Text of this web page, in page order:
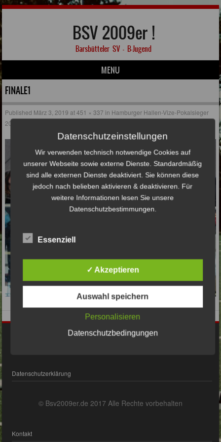
BSV 2009er !
Barsbütteler SV – B-Jugend
MENU
Skip to content
FINALE1
Published März 3, 2019 at451 × 337 in Hamburger Hallen-Vize-Pokalsieger
2018/2019 !
Datenschutzerklärung
© Bsv2009er.de 2017 Alle Rechte vorbehalten
Kontakt
Datenschutzeinstellungen
Wir verwenden technisch notwendige Cookies auf
unserer Webseite sowie externe Dienste. Standardmäßig
sind alle externen Dienste deaktiviert. Sie können diese
jedoch nach belieben aktivieren & deaktivieren. Für
weitere Informationen lesen Sie unsere
Datenschutzbestimmungen.
Essenziell
✓ Akzeptieren
Auswahl speichern
Personalisieren
Datenschutzbedingungen